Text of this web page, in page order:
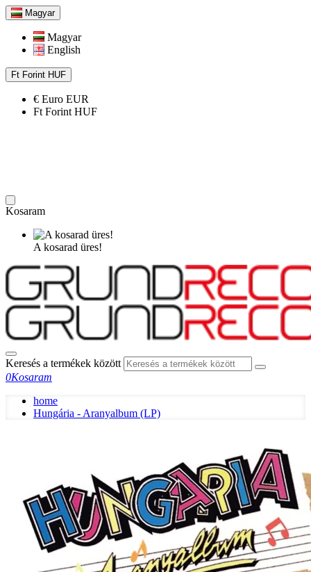
Magyar
Magyar
English
Ft Forint HUF
€ Euro EUR
Ft Forint HUF
Kosaram
A kosarad üres!
Keresés a termékek között
0Kosaram
home
Hungária - Aranyalbum (LP)